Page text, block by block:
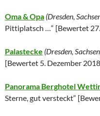
Oma & Opa (Dresden,
Pittiplatsch …“ [Bewertet
Palastecke (Dresden,
[Bewertet 5. Dezember 2018
Panorama Berghotel
Sterne, gut versteckt“ [